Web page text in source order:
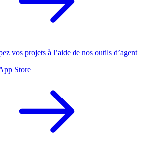
vos projets à l’aide de nos outils d’agent
Store